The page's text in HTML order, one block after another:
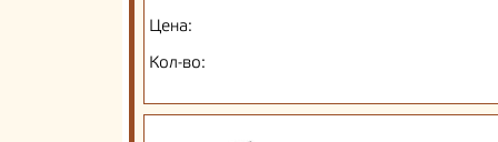
Цена:
Кол-во: